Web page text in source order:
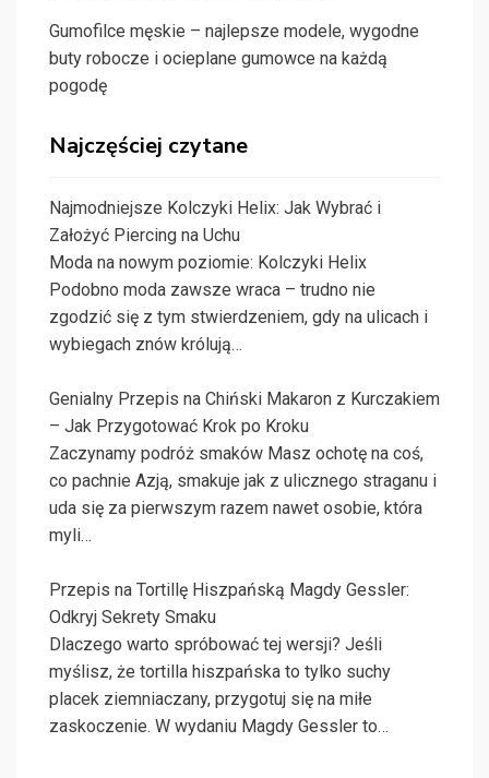
Gumofilce męskie – najlepsze modele, wygodne
buty robocze i ocieplane gumowce na każdą
pogodę
Najczęściej czytane
Najmodniejsze Kolczyki Helix: Jak Wybrać i
Założyć Piercing na Uchu
Moda na nowym poziomie: Kolczyki Helix
Podobno moda zawsze wraca – trudno nie
zgodzić się z tym stwierdzeniem, gdy na ulicach i
wybiegach znów królują…
Genialny Przepis na Chiński Makaron z Kurczakiem
– Jak Przygotować Krok po Kroku
Zaczynamy podróż smaków Masz ochotę na coś,
co pachnie Azją, smakuje jak z ulicznego straganu i
uda się za pierwszym razem nawet osobie, która
myli…
Przepis na Tortillę Hiszpańską Magdy Gessler:
Odkryj Sekrety Smaku
Dlaczego warto spróbować tej wersji? Jeśli
myślisz, że tortilla hiszpańska to tylko suchy
placek ziemniaczany, przygotuj się na miłe
zaskoczenie. W wydaniu Magdy Gessler to…